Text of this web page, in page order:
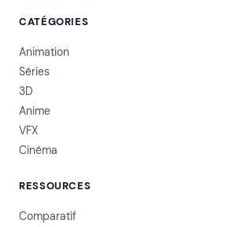
CATÉGORIES
Animation
Séries
3D
Anime
VFX
Cinéma
RESSOURCES
Comparatif